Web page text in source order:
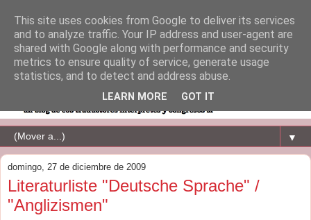
▼
domingo, 27 de diciembre de 2009
Literaturliste "Deutsche Sprache" /
"Anglizismen"
This site uses cookies from Google to deliver its services
and to analyze traffic. Your IP address and user-agent are
shared with Google along with performance and security
metrics to ensure quality of service, generate usage
statistics, and to detect and address abuse.
LEARN MORE GOT IT